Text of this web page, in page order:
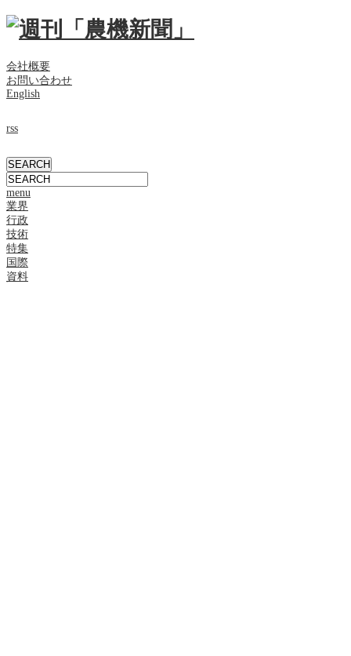
会社概要
お問い合わせ
English
rss
menu
業界
行政
技術
特集
国際
資料